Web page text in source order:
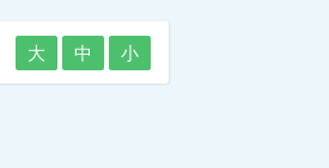
大 中 小